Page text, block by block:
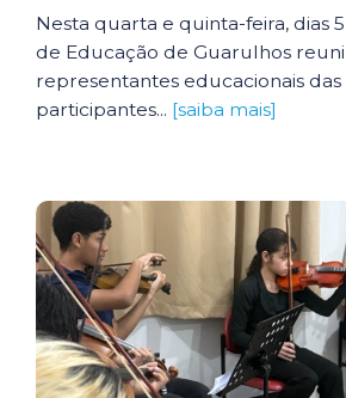
Nesta quarta e quinta-feira, dias
de Educação de Guarulhos
representantes educacionais
participantes... [saiba mais]